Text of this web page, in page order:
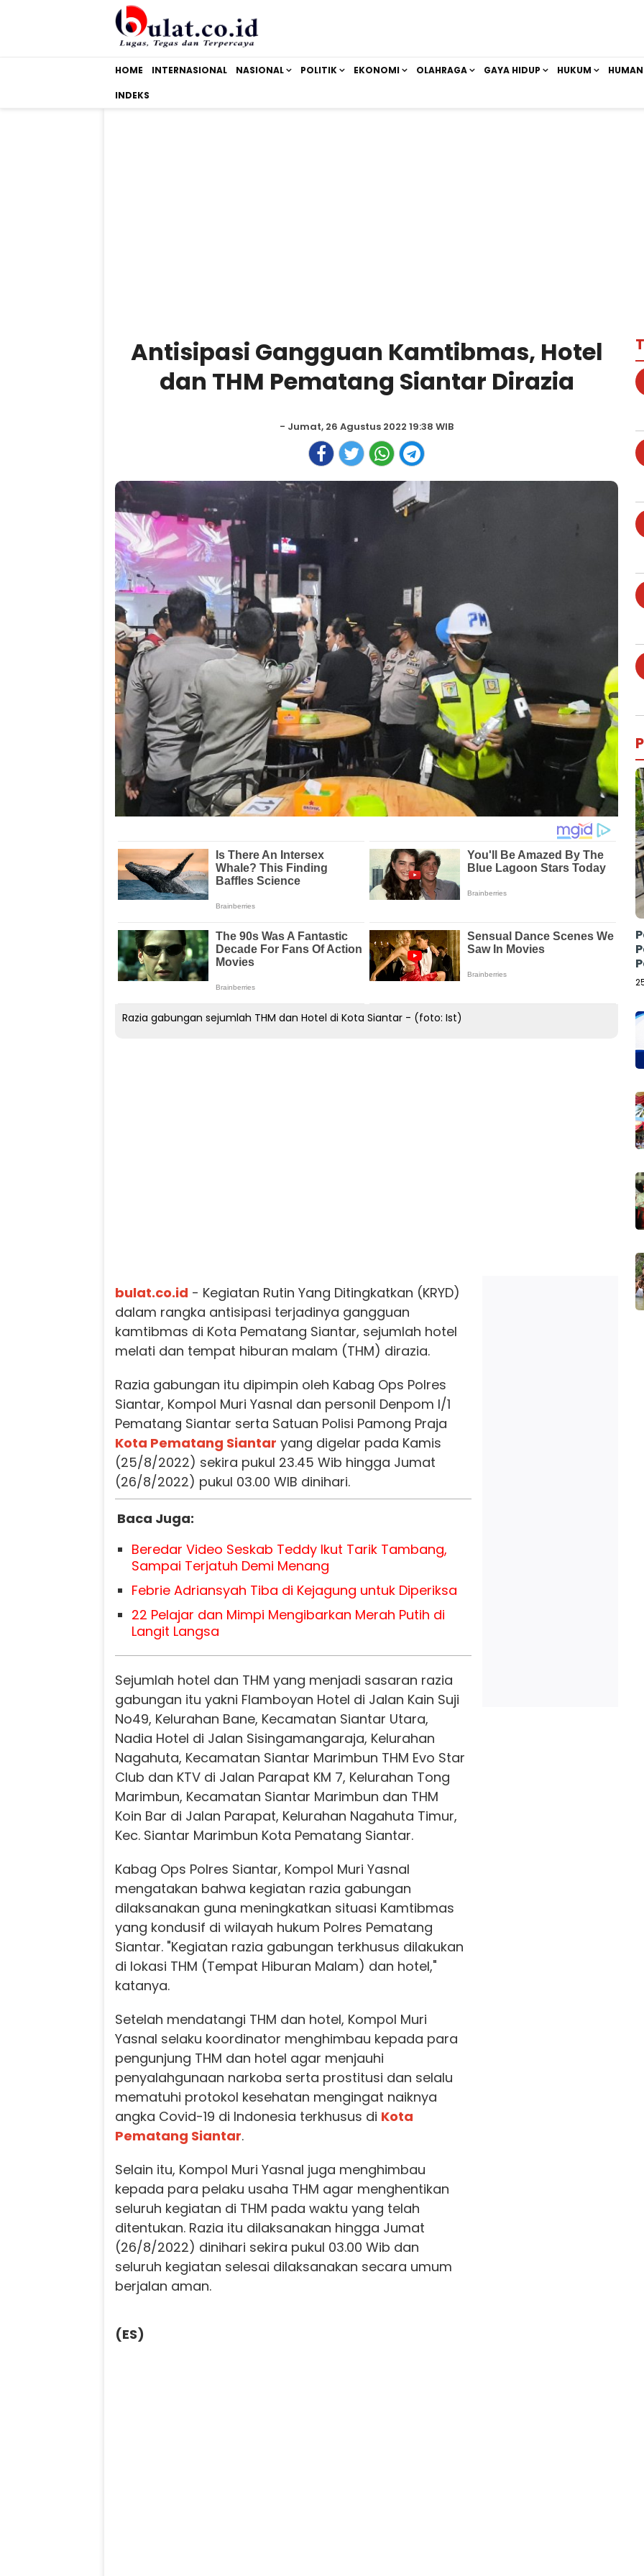
HOME INTERNASIONAL NASIONAL POLITIK EKONOMI OLAHRAGA GAYA HIDUP HUKUM
INDEKS
Antisipasi Gangguan Kamtibmas, Hotel
dan THM Pematang Siantar Dirazia
- Jumat, 26 Agustus 2022 19:38 WIB
Razia gabungan sejumlah THM dan Hotel di Kota Siantar - (foto: Ist)
bulat.co.id - Kegiatan Rutin Yang Ditingkatkan (KRYD)
dalam rangka antisipasi terjadinya gangguan
kamtibmas di Kota Pematang Siantar, sejumlah hotel
melati dan tempat hiburan malam (THM) dirazia.
Razia gabungan itu dipimpin oleh Kabag Ops Polres
Siantar, Kompol Muri Yasnal dan personil Denpom I/1
Pematang Siantar serta Satuan Polisi Pamong Praja
Kota Pematang Siantar yang digelar pada Kamis
(25/8/2022) sekira pukul 23.45 Wib hingga Jumat
(26/8/2022) pukul 03.00 WIB dinihari.
Baca Juga:
Beredar Video Seskab Teddy Ikut Tarik Tambang,
Sampai Terjatuh Demi Menang
Febrie Adriansyah Tiba di Kejagung untuk Diperiksa
22 Pelajar dan Mimpi Mengibarkan Merah Putih di
Langit Langsa
Sejumlah hotel dan THM yang menjadi sasaran razia
gabungan itu yakni Flamboyan Hotel di Jalan Kain Suji
No49, Kelurahan Bane, Kecamatan Siantar Utara,
Nadia Hotel di Jalan Sisingamangaraja, Kelurahan
Nagahuta, Kecamatan Siantar Marimbun THM Evo Star
Club dan KTV di Jalan Parapat KM 7, Kelurahan Tong
Marimbun, Kecamatan Siantar Marimbun dan THM
Koin Bar di Jalan Parapat, Kelurahan Nagahuta Timur,
Kec. Siantar Marimbun Kota Pematang Siantar.
Kabag Ops Polres Siantar, Kompol Muri Yasnal
mengatakan bahwa kegiatan razia gabungan
dilaksanakan guna meningkatkan situasi Kamtibmas
yang kondusif di wilayah hukum Polres Pematang
Siantar. "Kegiatan razia gabungan terkhusus dilakukan
di lokasi THM (Tempat Hiburan Malam) dan hotel,"
katanya.
Setelah mendatangi THM dan hotel, Kompol Muri
Yasnal selaku koordinator menghimbau kepada para
pengunjung THM dan hotel agar menjauhi
penyalahgunaan narkoba serta prostitusi dan selalu
mematuhi protokol kesehatan mengingat naiknya
angka Covid-19 di Indonesia terkhusus di Kota
Pematang Siantar.
Selain itu, Kompol Muri Yasnal juga menghimbau
kepada para pelaku usaha THM agar menghentikan
seluruh kegiatan di THM pada waktu yang telah
ditentukan. Razia itu dilaksanakan hingga Jumat
(26/8/2022) dinihari sekira pukul 03.00 Wib dan
seluruh kegiatan selesai dilaksanakan secara umum
berjalan aman.
(ES)